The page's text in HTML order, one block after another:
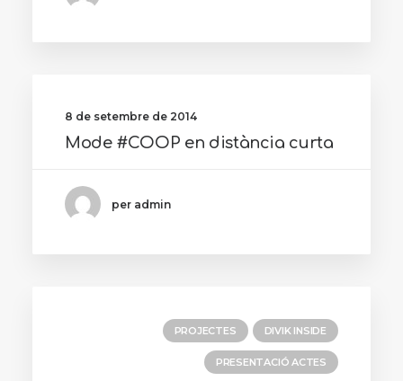
8 de setembre de 2014
Mode #COOP en distància curta
per admin
PROJECTES DIVIK INSIDE
PRESENTACIÓ ACTES